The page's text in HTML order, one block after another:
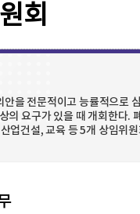
회
안을 전문적이고 능률적으로
의 요구가 있을 때 개회한다.
업건설, 교육 등 5개 상임위